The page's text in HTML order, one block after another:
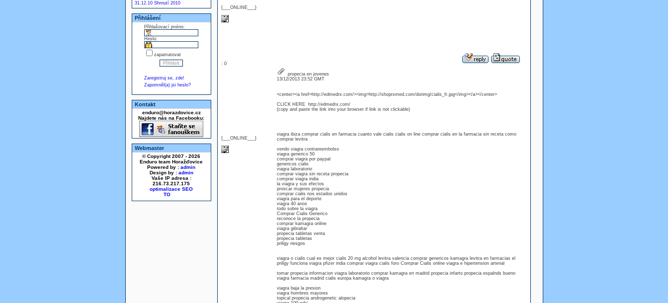
31.12.10 Shrnutí 2010
Přihlášení
Přihlašovací jméno:
Heslo:
zapamatovat
Zaregistruj se, zde!
Zapomněl(a) jsi heslo?
Kontakt
enduro@horazdovice.cz
Najdete nás na Facebooku:
Webmaster
© Copyright 2007 - 2026
Enduro team Horažďovice
Powered by : admin
Design by : admin
Vaše IP adresa :
216.73.217.175
optimalizace SEO
{___ONLINE___}
: 0
{___ONLINE___}
propecia en jovenes
13/12/2013 23:52 GMT
<center><a href=http://edmedrx.com/><img>http://shoprxmed.com/dorimg/cialis_fr.jpg</img></a></center>
CLICK HERE http://edmedrx.com/
(copy and paste the link into your browser if link is not clickable)
viagra ibiza comprar cialis en farmacia cuanto vale cialis cialis on line comprar cialis en la farmacia sin receta como
comprar levitra
vendo viagra contrareembolso
viagra generico 50
comprar viagra por paypal
genericos cialis
viagra laboratorio
comprar viagra sin receta propecia
comprar viagra india
la viagra y sus efectos
proscar mujeres propecia
comprar cialis nos estados unidos
viagra para el deporte
viagra 40 anos
todo sobre la viagra
Comprar Cialis Generico
reconoce la propecia
comprar kamagra online
viagra gibraltar
propecia tabletas venta
propecia tabletas
priligy riesgos
viagra o cialis cual es mejor cialis 20 mg alcohol levitra valencia comprar genericos kamagra levitra en farmacias el
priligy funciona viagra pfizer india comprar viagra cialis foro Comprar Cialis online viagra e hipertension arterial
tomar propecia informacion viagra laboratorio comprar kamagra en madrid propecia infarto propecia espalnds bueno
viagra farmacia madrid cialis europa kamagra o viagra
viagra baja la presion
viagra hombres mayores
topical propecia androgenetic alopecia